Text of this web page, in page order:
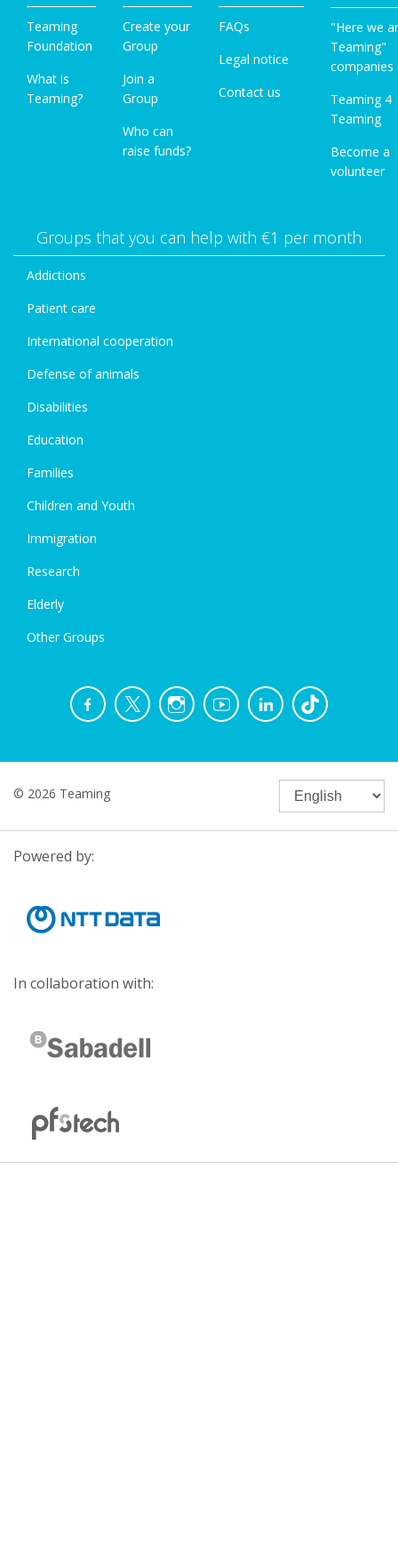
Teaming
Foundation
What is
Teaming?
Create your
Group
Join a
Group
Who can
raise funds?
FAQs
Legal notice
Contact us
"Here we
Teaming"
companies
Teaming 4
Teaming
Become a
volunteer
Groups that you can help with €1 per month
Addictions
Patient care
International cooperation
Defense of animals
Disabilities
Education
Families
Children and Youth
Immigration
Research
Elderly
Other Groups
© 2026 Teaming
Powered by:
In collaboration with: